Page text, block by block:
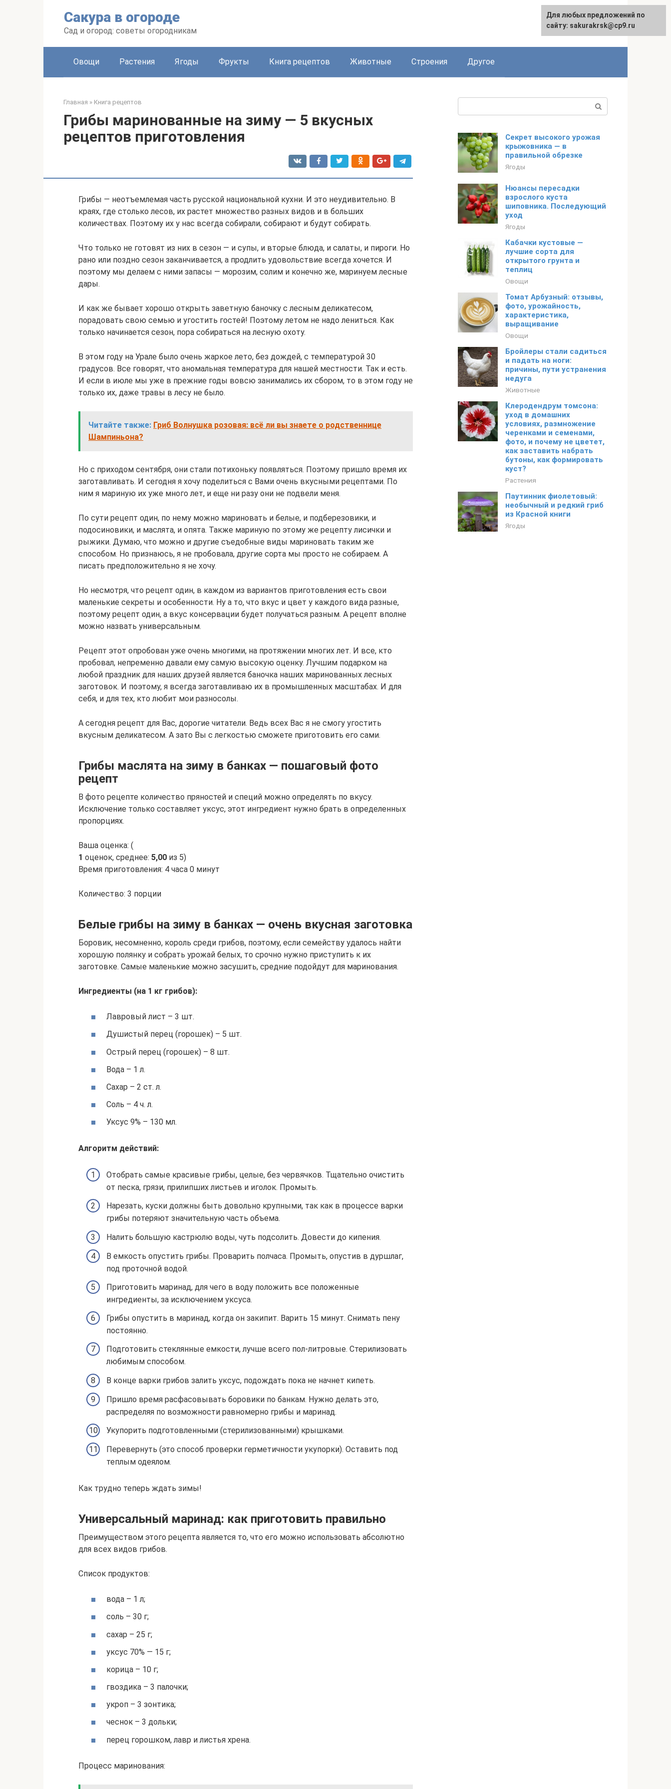
Сакура в огороде
Сад и огород: советы огородникам
English
Овощи Растения Ягоды Фрукты Книга рецептов Животные Строения Другое
Главная » Книга рецептов
Грибы маринованные на зиму — 5 вкусных
рецептов приготовления
Грибы — неотъемлемая часть русской национальной кухни. И это неудивительно. В
краях, где столько лесов, их растет множество разных видов и в больших
количествах. Поэтому их у нас всегда собирали, собирают и будут собирать.
Что только не готовят из них в сезон — и супы, и вторые блюда, и салаты, и пироги. Но
рано или поздно сезон заканчивается, а продлить удовольствие всегда хочется. И
поэтому мы делаем с ними запасы — морозим, солим и конечно же, маринуем лесные
дары.
И как же бывает хорошо открыть заветную баночку с лесным деликатесом,
порадовать свою семью и угостить гостей! Поэтому летом не надо лениться. Как
только начинается сезон, пора собираться на лесную охоту.
В этом году на Урале было очень жаркое лето, без дождей, с температурой 30
градусов. Все говорят, что аномальная температура для нашей местности. Так и есть.
И если в июле мы уже в прежние годы вовсю занимались их сбором, то в этом году не
только их, даже травы в лесу не было.
Читайте также: Гриб Волнушка розовая: всё ли вы знаете о родственнице
Шампиньона?
Но с приходом сентября, они стали потихоньку появляться. Поэтому пришло время их
заготавливать. И сегодня я хочу поделиться с Вами очень вкусными рецептами. По
ним я мариную их уже много лет, и еще ни разу они не подвели меня.
По сути рецепт один, по нему можно мариновать и белые, и подберезовики, и
подосиновики, и маслята, и опята. Также мариную по этому же рецепту лисички и
рыжики. Думаю, что можно и другие съедобные виды мариновать таким же
способом. Но признаюсь, я не пробовала, другие сорта мы просто не собираем. А
писать предположительно я не хочу.
Но несмотря, что рецепт один, в каждом из вариантов приготовления есть свои
маленькие секреты и особенности. Ну а то, что вкус и цвет у каждого вида разные,
поэтому рецепт один, а вкус консервации будет получаться разным. А рецепт вполне
можно назвать универсальным.
Рецепт этот опробован уже очень многими, на протяжении многих лет. И все, кто
пробовал, непременно давали ему самую высокую оценку. Лучшим подарком на
любой праздник для наших друзей является баночка наших маринованных лесных
заготовок. И поэтому, я всегда заготавливаю их в промышленных масштабах. И для
себя, и для тех, кто любит мои разносолы.
А сегодня рецепт для Вас, дорогие читатели. Ведь всех Вас я не смогу угостить
вкусным деликатесом. А зато Вы с легкостью сможете приготовить его сами.
Грибы маслята на зиму в банках — пошаговый фото
рецепт
В фото рецепте количество пряностей и специй можно определять по вкусу.
Исключение только составляет уксус, этот ингредиент нужно брать в определенных
пропорциях.
Ваша оценка: (
1 оценок, среднее: 5,00 из 5)
Время приготовления: 4 часа 0 минут
Количество: 3 порции
Белые грибы на зиму в банках — очень вкусная заготовка
Боровик, несомненно, король среди грибов, поэтому, если семейству удалось найти
хорошую полянку и собрать урожай белых, то срочно нужно приступить к их
заготовке. Самые маленькие можно засушить, средние подойдут для маринования.
Ингредиенты (на 1 кг грибов):
Лавровый лист – 3 шт.
Душистый перец (горошек) – 5 шт.
Острый перец (горошек) – 8 шт.
Вода – 1 л.
Сахар – 2 ст. л.
Соль – 4 ч. л.
Уксус 9% – 130 мл.
Алгоритм действий:
Отобрать самые красивые грибы, целые, без червячков. Тщательно очистить
от песка, грязи, прилипших листьев и иголок. Промыть.
Нарезать, куски должны быть довольно крупными, так как в процессе варки
грибы потеряют значительную часть объема.
Налить большую кастрюлю воды, чуть подсолить. Довести до кипения.
В емкость опустить грибы. Проварить полчаса. Промыть, опустив в дуршлаг,
под проточной водой.
Приготовить маринад, для чего в воду положить все положенные
ингредиенты, за исключением уксуса.
Грибы опустить в маринад, когда он закипит. Варить 15 минут. Снимать пену
постоянно.
Подготовить стеклянные емкости, лучше всего пол-литровые. Стерилизовать
любимым способом.
В конце варки грибов залить уксус, подождать пока не начнет кипеть.
Пришло время расфасовывать боровики по банкам. Нужно делать это,
распределяя по возможности равномерно грибы и маринад.
Укупорить подготовленными (стерилизованными) крышками.
Перевернуть (это способ проверки герметичности укупорки). Оставить под
теплым одеялом.
Как трудно теперь ждать зимы!
Универсальный маринад: как приготовить правильно
Преимуществом этого рецепта является то, что его можно использовать абсолютно
для всех видов грибов.
Список продуктов:
вода – 1 л;
соль – 30 г;
сахар – 25 г;
уксус 70% — 15 г;
корица – 10 г;
гвоздика – 3 палочки;
укроп – 3 зонтика;
чеснок – 3 дольки;
перец горошком, лавр и листья хрена.
Процесс маринования:
Секрет высокого урожая
крыжовника — в
правильной обрезке
Ягоды
Нюансы пересадки
взрослого куста
шиповника. Последующий
уход
Ягоды
Кабачки кустовые —
лучшие сорта для
открытого грунта и
теплиц
Овощи
Томат Арбузный: отзывы,
фото, урожайность,
характеристика,
выращивание
Овощи
Бройлеры стали садиться
и падать на ноги:
причины, пути устранения
недуга
Животные
Клеродендрум томсона:
уход в домашних
условиях, размножение
черенками и семенами,
фото, и почему не цветет,
как заставить набрать
бутоны, как формировать
куст?
Растения
Паутинник фиолетовый:
необычный и редкий гриб
из Красной книги
Ягоды
Для любых предложений по
сайту: sakurakrsk@cp9.ru